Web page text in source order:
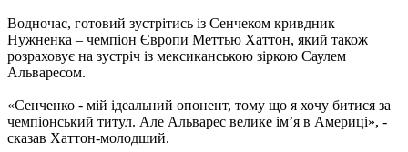
Водночас, готовий зустрітись із Сенчеком кривдник
Нужненка – чемпіон Європи Меттью Хаттон, який також
розраховує на зустріч із мексиканською зіркою Саулем
Альваресом.
«Сенченко - мій ідеальний опонент, тому що я хочу битися за
чемпіонський титул. Але Альварес велике ім’я в Америці», -
сказав Хаттон-молодший.